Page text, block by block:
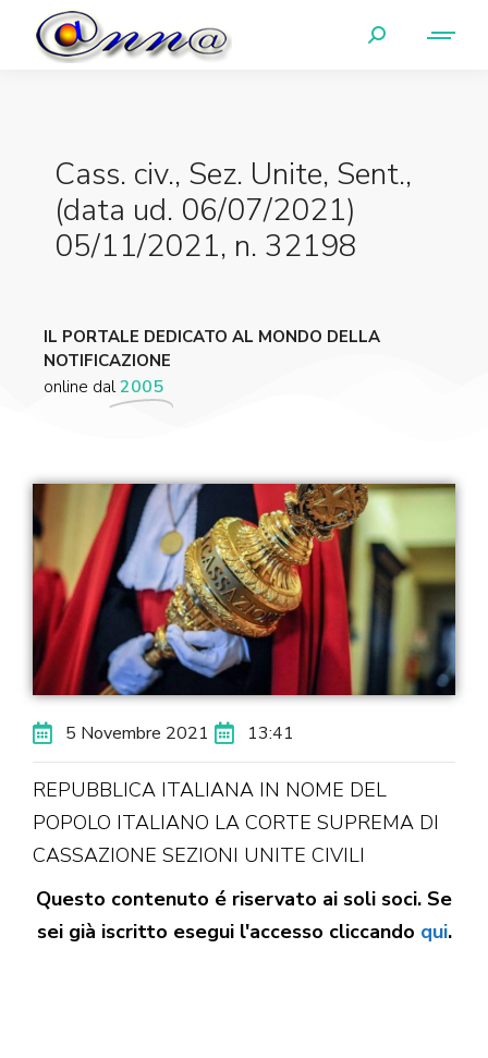
Cass. civ., Sez. Unite, Sent.,
(data ud. 06/07/2021)
05/11/2021, n. 32198
IL PORTALE DEDICATO AL MONDO DELLA
NOTIFICAZIONE
online dal2005
5 Novembre 2021 13:41
REPUBBLICA ITALIANA IN NOME DEL
POPOLO ITALIANO LA CORTE SUPREMA DI
CASSAZIONE SEZIONI UNITE CIVILI
Questo contenuto é riservato ai soli soci. Se
sei già iscritto esegui l'accesso cliccando qui.